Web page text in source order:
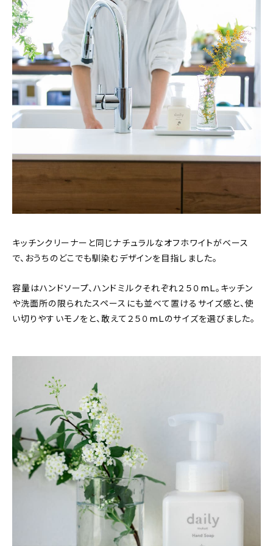
キッチンクリーナーと同じナチュラルなオフホワイトがベース
で、おうちのどこでも馴染むデザインを目指しました。
容量はハンドソープ、ハンドミルクそれぞれ２５０mL。キッチン
や洗面所の限られたスペースにも並べて置けるサイズ感と、使
い切りやすいモノをと、敢えて２５０mLのサイズを選びました。